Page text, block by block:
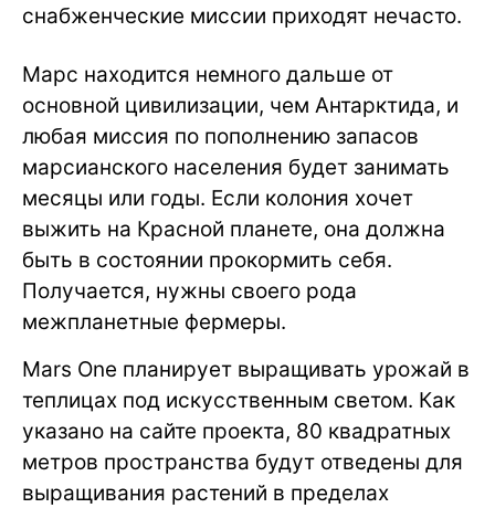
снабженческие миссии приходят нечасто.
Марс находится немного дальше от
основной цивилизации, чем Антарктида, и
любая миссия по пополнению запасов
марсианского населения будет занимать
месяцы или годы. Если колония хочет
выжить на Красной планете, она должна
быть в состоянии прокормить себя.
Получается, нужны своего рода
межпланетные фермеры.
Mars One планирует выращивать урожай в
теплицах под искусственным светом. Как
указано на сайте проекта, 80 квадратных
метров пространства будут отведены для
выращивания растений в пределах